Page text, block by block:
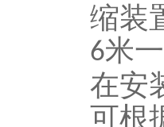
缩装
6米
在安
可根